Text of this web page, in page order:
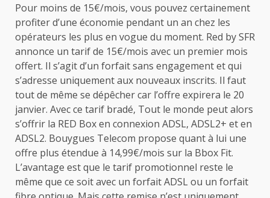
Pour moins de 15€/mois, vous pouvez certainement
profiter d’une économie pendant un an chez les
opérateurs les plus en vogue du moment. Red by SFR
annonce un tarif de 15€/mois avec un premier mois
offert. Il s’agit d’un forfait sans engagement et qui
s’adresse uniquement aux nouveaux inscrits. Il faut
tout de même se dépêcher car l’offre expirera le 20
janvier. Avec ce tarif bradé, Tout le monde peut alors
s’offrir la RED Box en connexion ADSL, ADSL2+ et en
ADSL2. Bouygues Telecom propose quant à lui une
offre plus étendue à 14,99€/mois sur la Bbox Fit.
L’avantage est que le tarif promotionnel reste le
même que ce soit avec un forfait ADSL ou un forfait